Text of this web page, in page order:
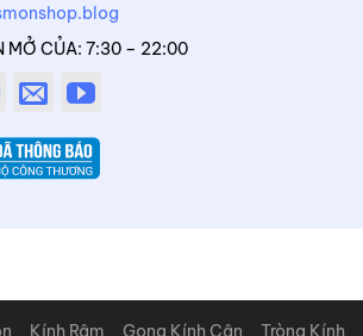
MỞ CỦA: 7:30 – 22:00
Kính Râm Gọng Kính Cận Tròng Kính